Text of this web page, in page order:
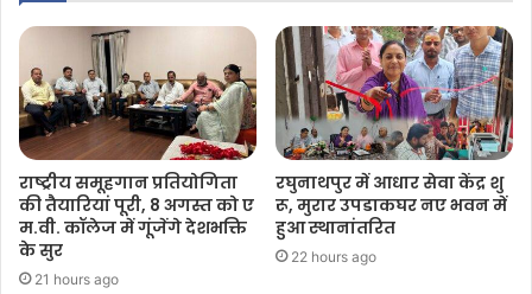
राष्ट्रीय समूहगान प्रतियोगिता
की तैयारियां पूरी, 8 अगस्त को ए
म.वी. कॉलेज में गूंजेंगे देशभक्ति
के सुर
21 hours ago
रघुनाथपुर में आधार सेवा केंद्र शु
रू, मुरार उपडाकघर नए भवन में
हुआ स्थानांतरित
22 hours ago